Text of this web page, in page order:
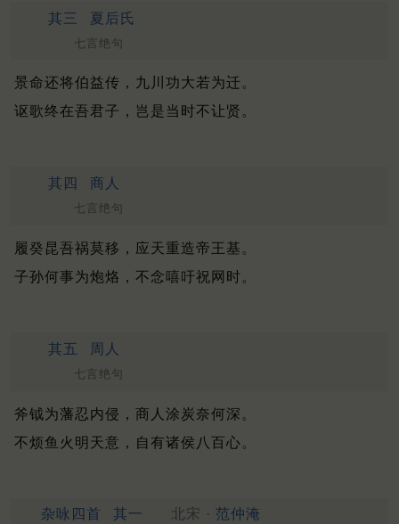
其三 夏后氏
七言绝句
景命还将伯益传，九川功大若为迁。
讴歌终在吾君子，岂是当时不让贤。
其四 商人
七言绝句
履癸昆吾祸莫移，应天重造帝王基。
子孙何事为炮烙，不念嘻吁祝网时。
其五 周人
七言绝句
斧钺为藩忍内侵，商人涂炭奈何深。
不烦鱼火明天意，自有诸侯八百心。
杂咏四首 其一 北宋 · 范仲淹